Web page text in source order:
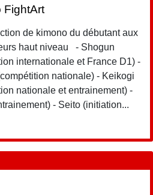
FightArt
de kimono du débutant aux
haut niveau - Shogun
internationale et France D1) -
nationale) - Keikogi
nationale et entrainement) -
- Seito (initiation...